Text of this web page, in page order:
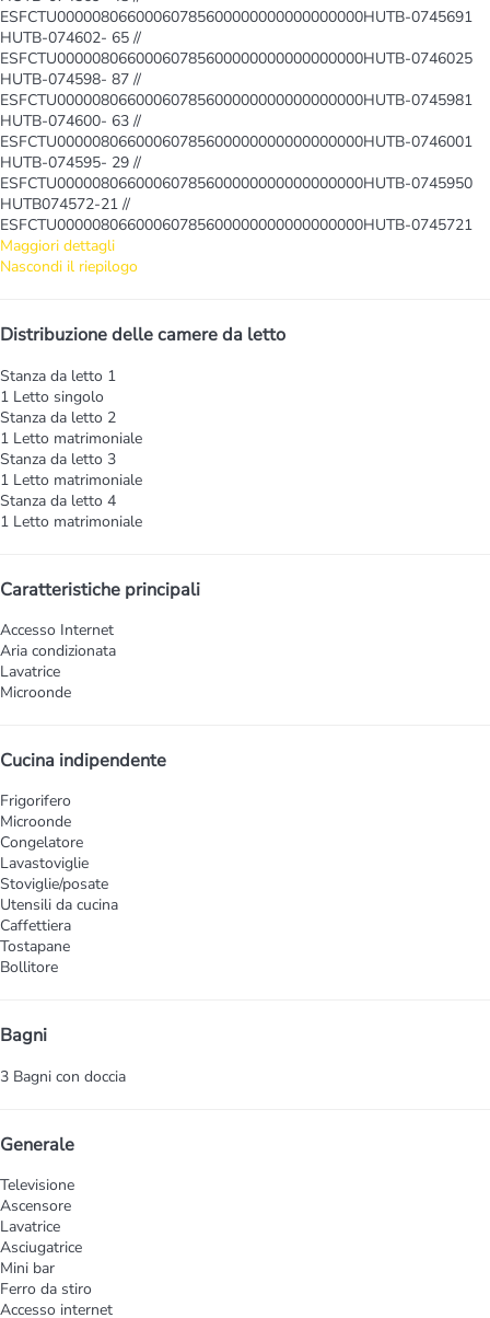
ESFCTU00000806600060785600000000000000000HUTB-0745691
HUTB-074602- 65 //
ESFCTU00000806600060785600000000000000000HUTB-0746025
HUTB-074598- 87 //
ESFCTU00000806600060785600000000000000000HUTB-0745981
HUTB-074600- 63 //
ESFCTU00000806600060785600000000000000000HUTB-0746001
HUTB-074595- 29 //
ESFCTU00000806600060785600000000000000000HUTB-0745950
HUTB074572-21 //
ESFCTU00000806600060785600000000000000000HUTB-0745721
Maggiori dettagli
Nascondi il riepilogo
Distribuzione delle camere da letto
Stanza da letto 1
1 Letto singolo
Stanza da letto 2
1 Letto matrimoniale
Stanza da letto 3
1 Letto matrimoniale
Stanza da letto 4
1 Letto matrimoniale
Caratteristiche principali
Accesso Internet
Aria condizionata
Lavatrice
Microonde
Cucina indipendente
Frigorifero
Microonde
Congelatore
Lavastoviglie
Stoviglie/posate
Utensili da cucina
Caffettiera
Tostapane
Bollitore
Bagni
3 Bagni con doccia
Generale
Televisione
Ascensore
Lavatrice
Asciugatrice
Mini bar
Ferro da stiro
Accesso internet